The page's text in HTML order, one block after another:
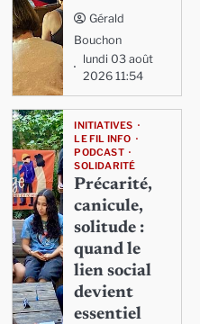
Gérald
Bouchon
lundi 03 août
2026 11:54
INITIATIVES
LE FIL INFO
PODCAST
SOLIDARITÉ
Précarité,
canicule,
solitude :
quand le
lien social
devient
essentiel